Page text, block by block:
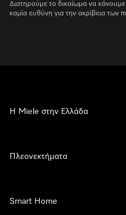
Διατηρούμε το δικαίωμα να
καμία ευθύνη για την ακρίβεια
Η Miele στην Ελλάδα
Πλεονεκτήματα
Smart Home